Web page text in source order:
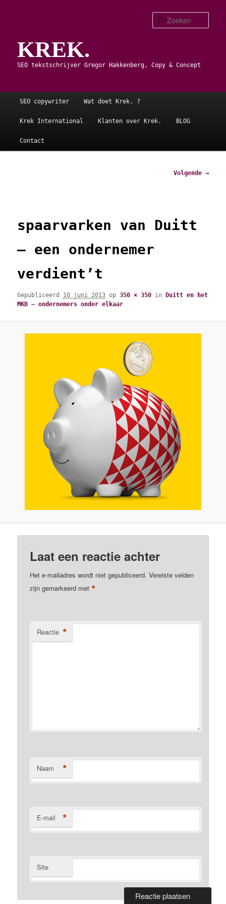
primaire
inhoudKREK.
SEO tekstschrijver Gregor Hakkenberg, Copy & Concept
Hoofdmenu
SEO copywriter Wat doet Krek. ?
Krek International Klanten over Krek. BLOG
Contact
Volgende →
spaarvarken van Duitt
– een ondernemer
verdient’t
Gepubliceerd 10 juni 2013 op350 × 350 inDuitt en het
MKB – ondernemers onder elkaar
Laat een reactie achter
Het e-mailadres wordt niet gepubliceerd. Vereiste velden
zijn gemarkeerd met*
Reactie *
Naam *
E-mail *
Site